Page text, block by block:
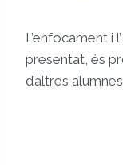
L’enfocament i
presentat, és
d’altres